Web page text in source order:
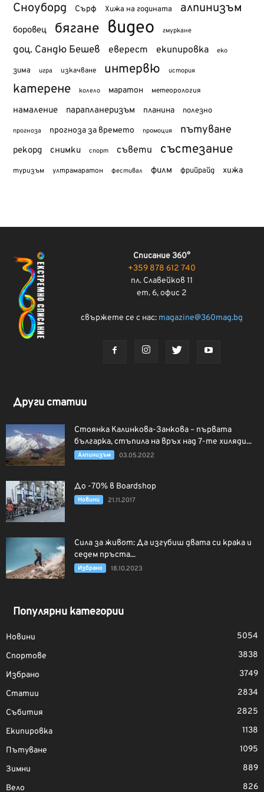
Сноуборд Сърф Хижа на годината алпинизъм
боровец бягане видео гмуркане
доц. Сандю Бешев еверест екипировка еко
зима игра изкачване интервю история
катерене колело маратон метеорология
намаление парапланеризъм планина полезно
прогноза прогноза за времето промоция пътуване
рекорд снимки спорт съвети състезание
туризъм ултрамаратон фестивал филм фрийрайд хижа
Списание 360°
+359 878 612 740
пл. Славейков 11
ет. 6, офис 2
свържете се с нас: magazine@360mag.bg
Други статии
Стоянка Калинкова-Занкова – първата
българка, стъпила на връх над 7-те хиляди...
Алпинизъм 03.05.2022
До -70% в Boardshop
Новини 21.11.2017
Сила за живот: Да изгубиш двата си крака и
седем пръста...
Избрано 18.10.2023
Популярни категории
Новини
5054
Спортове
3838
Избрано
3749
Статии
2834
Събития
2825
Екипировка
1138
Пътуване
1095
Зимни
889
Вело
826